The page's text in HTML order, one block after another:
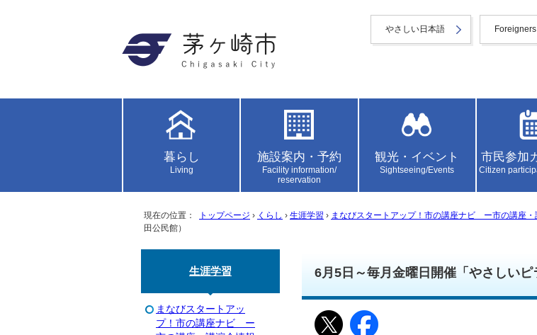
やさしい日本語
暮らし
Living
施設案内・予約
Facility information/
reservation
観光・イベント
Sightseeing/Events
市民参加
Citizen
現在の位置： トップページ › くらし › 生涯学習 › まなびスタートアップ！市の講座ナビ ー市の講座・
田公民館）
6月5日～毎月金曜日開催「やさしいピ
生涯学習
まなびスタートアッ
プ！市の講座ナビ ー